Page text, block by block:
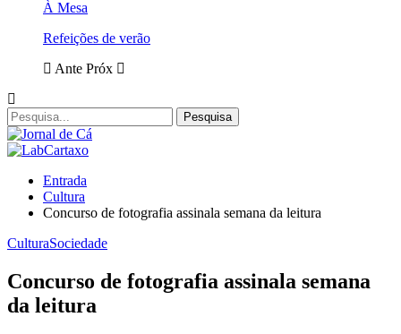
À Mesa
Refeições de verão
Ante Próx
Entrada
Cultura
Concurso de fotografia assinala semana da leitura
CulturaSociedade
Concurso de fotografia assinala semana
da leitura